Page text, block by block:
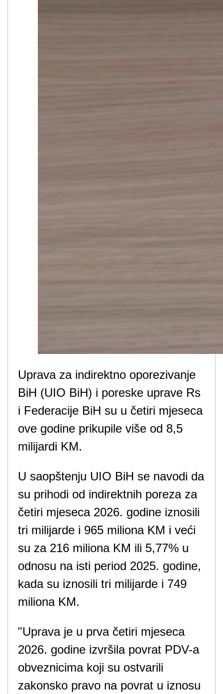
Uprava za indirektno oporezivanje
BiH (UIO BiH) i poreske uprave Rs
i Federacije BiH su u četiri mjeseca
ove godine prikupile više od 8,5
milijardi KM.
U saopštenju UIO BiH se navodi da
su prihodi od indirektnih poreza za
četiri mjeseca 2026. godine iznosili
tri milijarde i 965 miliona KM i veći
su za 216 miliona KM ili 5,77% u
odnosu na isti period 2025. godine,
kada su iznosili tri milijarde i 749
miliona KM.
"Uprava je u prva četiri mjeseca
2026. godine izvršila povrat PDV-a
obveznicima koji su ostvarili
zakonsko pravo na povrat u iznosu